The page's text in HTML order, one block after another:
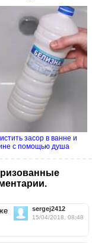
засор в ванне и
с помощью душа
sergej2412
15/04/2018, 08:48